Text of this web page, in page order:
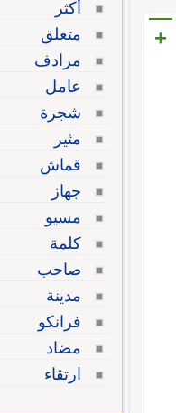
+
أكثر
متعلق
مرادف
عامل
شجرة
مثير
قماش
جهاز
مسيو
كلمة
صاحب
مدينة
فرانكو
مضاد
ارتقاء